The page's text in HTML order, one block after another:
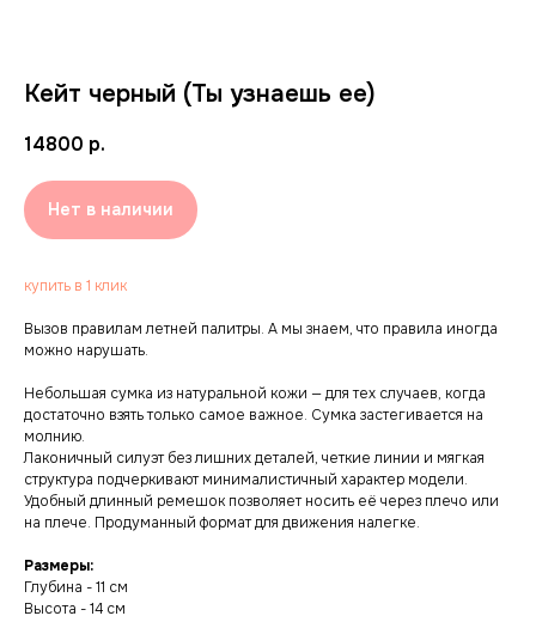
Кейт черный (Ты узнаешь ее)
14800 р.
Нет в наличии
купить в 1 клик
Вызов правилам летней палитры. А мы знаем, что правила иногда
можно нарушать.
Небольшая сумка из натуральной кожи — для тех случаев, когда
достаточно взять только самое важное. Сумка застегивается на
молнию.
Лаконичный силуэт без лишних деталей, четкие линии и мягкая
структура подчеркивают минималистичный характер модели.
Удобный длинный ремешок позволяет носить её через плечо или
на плече. Продуманный формат для движения налегке.
Размеры:
Глубина - 11 см
Высота - 14 см